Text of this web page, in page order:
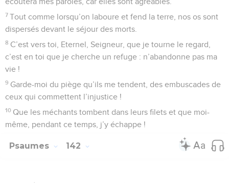
7 Tout comme lorsqu’on laboure et fend la terre, nos os sont
dispersés devant le séjour des morts.
8 C’est vers toi, Eternel, Seigneur, que je tourne le regard,
c’est en toi que je cherche un refuge : n’abandonne pas ma
vie !
9 Garde-moi du piège qu’ils me tendent, des embuscades de
ceux qui commettent l’injustice !
10 Que les méchants tombent dans leurs filets et que moi-
même, pendant ce temps, j’y échappe !
Psaumes 142